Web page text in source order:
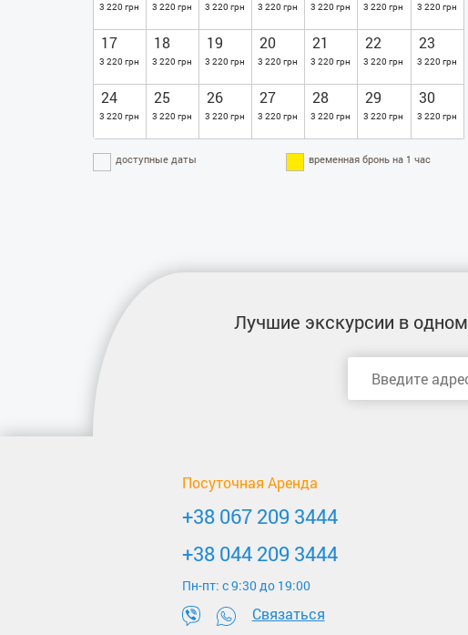
3 220 грн 3 220 грн 3 220 грн 3 220 грн 3 220 грн 3 220 грн 3 220 грн
17
3 220 грн
18
3 220 грн
19
3 220 грн
20
3 220 грн
21
3 220 грн
22
3 220 грн
23
3 220 грн
24
3 220 грн
25
3 220 грн
26
3 220 грн
27
3 220 грн
28
3 220 грн
29
3 220 грн
30
3 220 грн
доступные даты временная бронь на 1 час
Лучшие экскурсии в
Посуточная Аренда
+38 067 209 3444
+38 044 209 3444
Пн-пт: c 9:30 до 19:00
Связаться